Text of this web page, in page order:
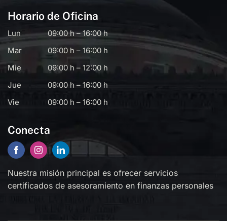
Horario de Oficina
Lun
09:00 h – 16:00 h
Mar
09:00 h – 16:00 h
Mie
09:00 h – 12:00 h
Jue
09:00 h – 16:00 h
Vie
09:00 h – 16:00 h
Conecta
Nuestra misión principal es ofrecer servicios
certificados de asesoramiento en finanzas personales